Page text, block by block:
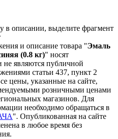
описании, выделите фрагмент
и описание товара "Эмаль
(0.8 кг)" носят
являются публичной
статьи 437, пункт 2
цены, указанные на сайте,
розничными ценами
магазинов. Для
необходимо обращаться в
". Опубликованная на сайте
в любое время без